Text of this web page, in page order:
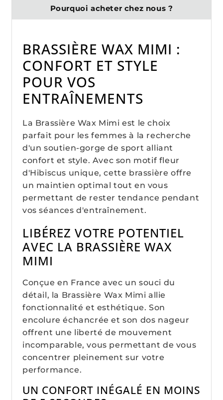
Pourquoi acheter chez nous ?
BRASSIÈRE WAX MIMI :
CONFORT ET STYLE
POUR VOS
ENTRAÎNEMENTS
La Brassière Wax Mimi est le choix
parfait pour les femmes à la recherche
d'un soutien-gorge de sport alliant
confort et style. Avec son motif fleur
d'Hibiscus unique, cette brassière offre
un maintien optimal tout en vous
permettant de rester tendance pendant
vos séances d'entraînement.
LIBÉREZ VOTRE POTENTIEL
AVEC LA BRASSIÈRE WAX
MIMI
Conçue en France avec un souci du
détail, la Brassière Wax Mimi allie
fonctionnalité et esthétique. Son
encolure échancrée et son dos nageur
offrent une liberté de mouvement
incomparable, vous permettant de vous
concentrer pleinement sur votre
performance.
UN CONFORT INÉGALÉ EN MOINS